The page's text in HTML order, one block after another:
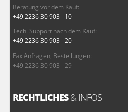
Beratung vor dem Kauf:
+49 2236 30 903 - 10
Tech. Support nach dem Kauf:
+49 2236 30 903 - 20
Fax Anfragen, Bestellungen:
+49 2236 30 903 - 29
RECHTLICHES& INFOS